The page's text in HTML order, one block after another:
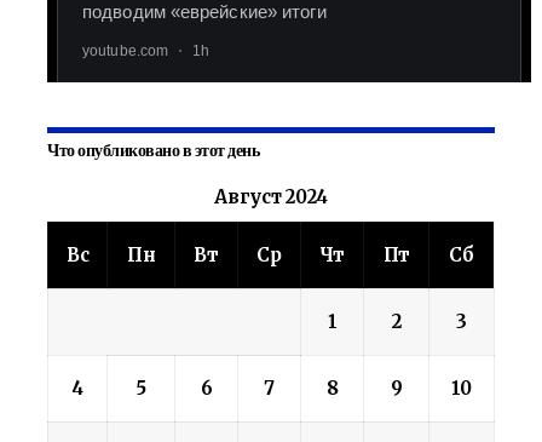
Что опубликовано в этот день
Август 2024
Вс Пн Вт Ср Чт Пт Сб
1 2 3
4 5 6 7 8 9 10